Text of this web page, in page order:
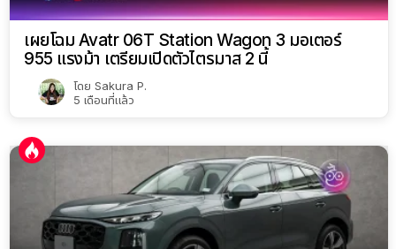
เผยโฉม Avatr 06T Station Wagon 3 มอเตอร์
955 แรงม้า เตรียมเปิดตัวไตรมาส 2 นี้
โดย Sakura P.
5 เดือนที่แล้ว